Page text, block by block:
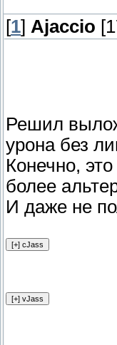
[1] Ajaccio
Решил
урона без
Конечно,
более
И даже не